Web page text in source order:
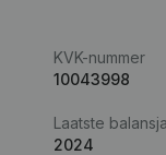
KVK-nummer
10043998
Laatste
2024